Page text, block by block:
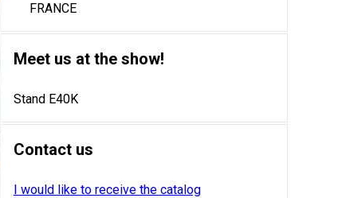
FRANCE
Meet us at the show!
Stand E40K
Contact us
I would like to receive the catalog